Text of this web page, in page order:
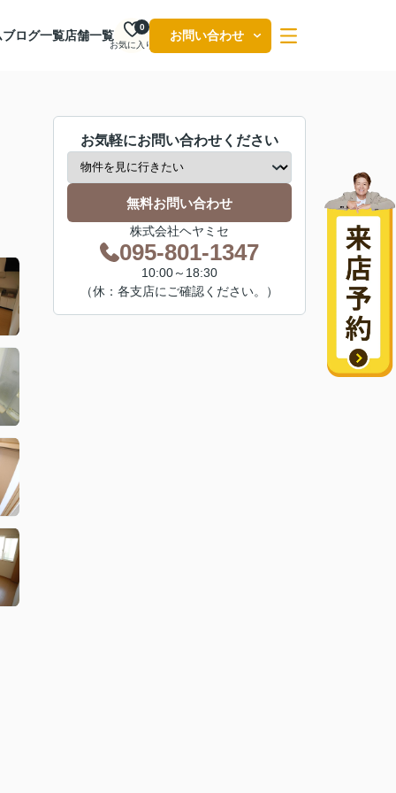
ブログ一覧店舗一覧
お気に入り
0
お問い合わせ
お気軽にお問い合わせください
無料お問い合わせ
株式会社ヘヤミセ
095-801-1347
10:00～18:30
（休：各支店にご確認ください。）